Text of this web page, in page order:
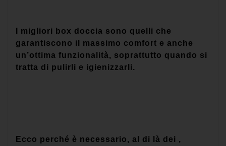
I migliori box doccia sono quelli che
garantiscono il massimo comfort e anche
un’ottima funzionalità, soprattutto quando si
tratta di pulirli e igienizzarli.
Ecco perché è necessario, al di là dei ,